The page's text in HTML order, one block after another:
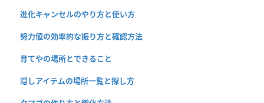
進化キャンセルのやり方と使い方
努力値の効率的な振り方と確認方法
育てやの場所とできること
隠しアイテムの場所一覧と探し方